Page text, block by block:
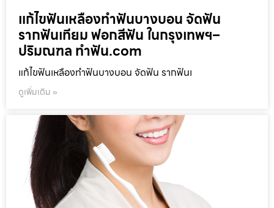
แก้ไขฟันเหลืองทำฟันบางบอน จัดฟัน
รากฟันเทียม ฟอกสีฟัน ในกรุงเทพฯ–
ปริมณฑล ทำฟัน.com
แก้ไขฟันเหลืองทำฟันบางบอน จัดฟัน รากฟันเ
ดูเพิ่มเติม »